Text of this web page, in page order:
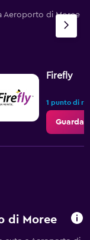
Aeroporto di Moree
Firefly
1 punto di
Guarda
di Moree